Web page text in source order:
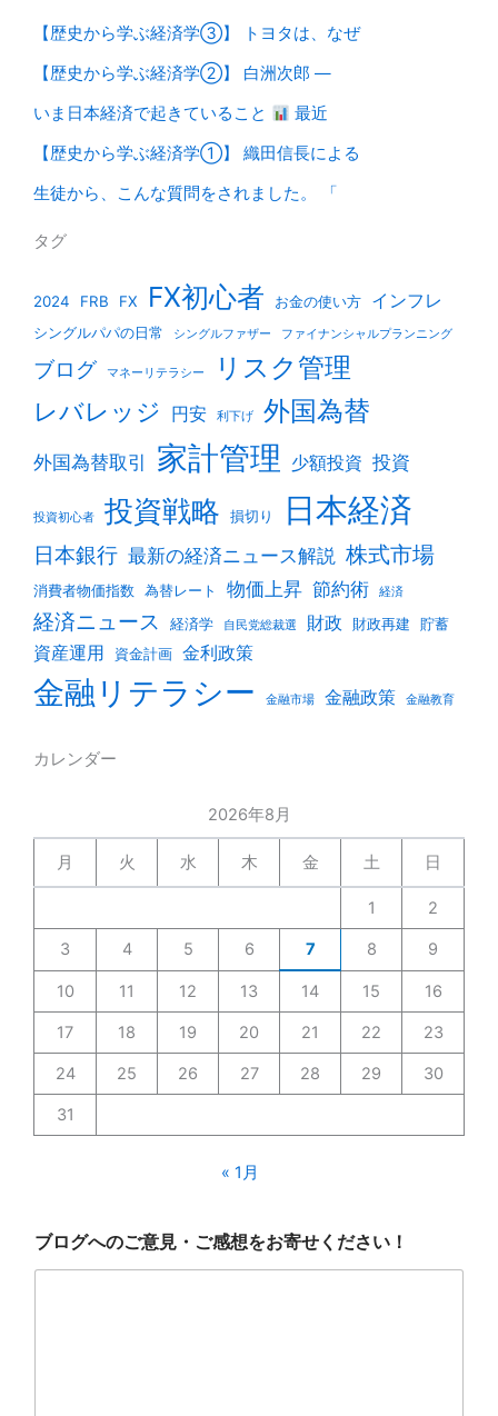
【歴史から学ぶ経済学③】 トヨタは、なぜ
【歴史から学ぶ経済学②】 白洲次郎 ―
いま日本経済で起きていること
最近
【歴史から学ぶ経済学①】 織田信長による
生徒から、こんな質問をされました。 「
タグ
2024 FRB FX FX初心者 お金の使い方 インフレ
シングルパパの日常 シングルファザー ファイナンシャルプランニング
ブログ マネーリテラシー リスク管理
レバレッジ 円安 利下げ 外国為替
外国為替取引 家計管理 少額投資 投資
投資初心者 投資戦略 損切り 日本経済
日本銀行 最新の経済ニュース解説 株式市場
消費者物価指数 為替レート 物価上昇 節約術 経済
経済ニュース 経済学 自民党総裁選 財政 財政再建 貯蓄
資産運用 資金計画 金利政策
金融リテラシー 金融市場 金融政策 金融教育
カレンダー
2026年8月
月 火 水 木 金 土 日
1 2
3 4 5 6 7 8 9
10 11 12 13 14 15 16
17 18 19 20 21 22 23
24 25 26 27 28 29 30
31
« 1月
ロ
グ
ブログへのご意見・ご感想をお寄せください！